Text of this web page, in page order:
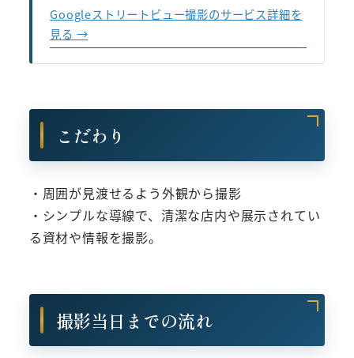
Googleストリートビュー撮影のサービス詳細を
見る →
こだわり
・周囲が見渡せるよう外観から撮影
・シンプルな導線で、清潔な店内や展示されてい
る資材や情報を撮影。
撮影当日までの流れ